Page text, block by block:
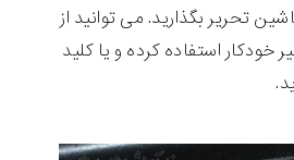
تحریر بگذارید. می توانید از
خودکار استفاده کرده و یا کلید